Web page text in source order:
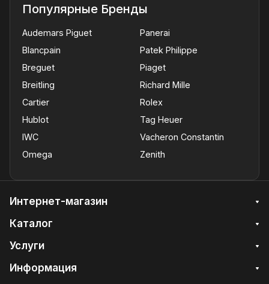
Популярные Бренды
Audemars Piguet
Blancpain
Breguet
Breitling
Cartier
Hublot
IWC
Omega
Panerai
Patek Philippe
Piaget
Richard Mille
Rolex
Tag Heuer
Vacheron Constantin
Zenith
Интернет-магазин
Каталог
Услуги
Информация